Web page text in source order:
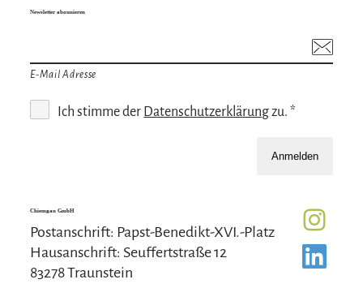
Newsletter abonnieren
E-Mail Adresse
Ich stimme der Datenschutzerklärungzu. *
Anmelden
Chiemgau GmbH
Postanschrift: Papst-Benedikt-XVI.-Platz
Hausanschrift: Seuffertstraße 12
83278 Traunstein